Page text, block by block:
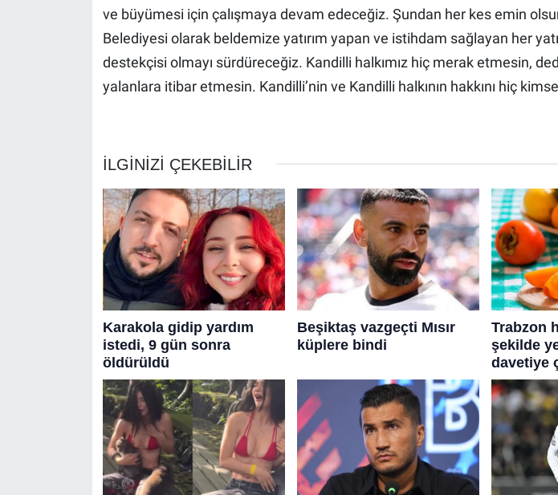
ve büyümesi için çalışmaya devam edeceğiz. Şundan her kes emin
Belediyesi olarak beldemize yatırım yapan ve istihdam sağlayan her
destekçisi olmayı sürdüreceğiz. Kandilli halkımız hiç merak etmesin,
yalanlara itibar etmesin. Kandilli’nin ve Kandilli halkının hakkını hiç